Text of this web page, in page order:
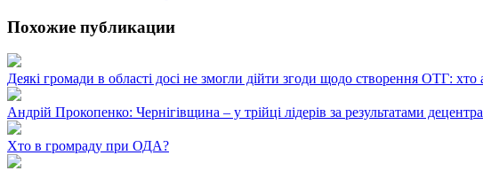
Похожие публикации
Деякі громади в області досі не змогли дійти згоди щодо створення ОТГ: хто
Андрій Прокопенко: Чернігівщина – у трійці лідерів за результатами
Хто в громраду при ОДА?